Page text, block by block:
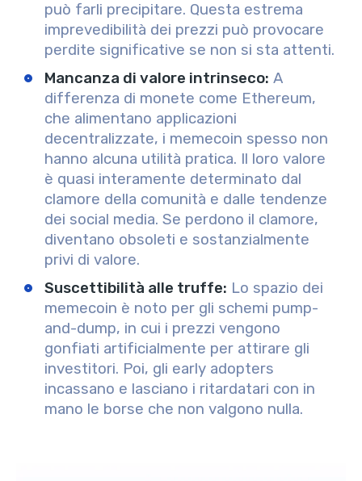
può farli precipitare. Questa estrema
imprevedibilità dei prezzi può provocare
perdite significative se non si sta attenti.
Mancanza di valore intrinseco: A
differenza di monete come Ethereum,
che alimentano applicazioni
decentralizzate, i memecoin spesso non
hanno alcuna utilità pratica. Il loro valore
è quasi interamente determinato dal
clamore della comunità e dalle tendenze
dei social media. Se perdono il clamore,
diventano obsoleti e sostanzialmente
privi di valore.
Suscettibilità alle truffe: Lo spazio dei
memecoin è noto per gli schemi pump-
and-dump, in cui i prezzi vengono
gonfiati artificialmente per attirare gli
investitori. Poi, gli early adopters
incassano e lasciano i ritardatari con in
mano le borse che non valgono nulla.